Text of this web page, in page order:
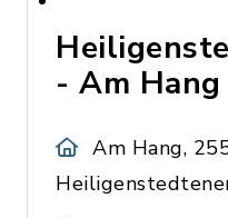
- Am Hang
Am Hang,